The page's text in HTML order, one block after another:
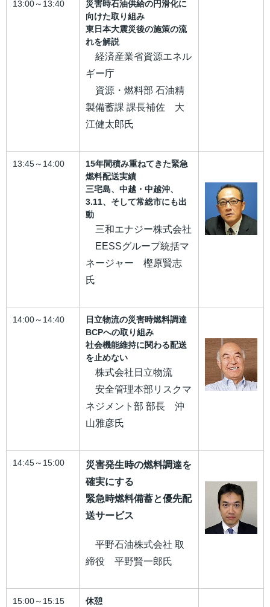
13:00～13:40
災害時石油供給の円滑化に
向けた取り組み
東日本大震災後の施策の流
れを解説
経済産業省資源エネル
ギー庁
資源・燃料部 石油精
製備蓄課 課長補佐 大
江健太郎氏
13:45～14:00
15年間積み重ねてきた緊急
燃料配送実績
三宅島、中越・中越沖、
3.11、そして常総市にも出
動
三和エナジー株式会社
EESSグループ統括マ
ネージャー 樫原賢志
氏
14:00～14:40
日立物流の災害時燃料調達
BCPへの取り組み
社会機能維持に関わる配送
を止めない
株式会社日立物流
安全管理本部リスクマ
ネジメント部 部長 沖
山雅彦氏
14:45～15:00
災害発生時の燃料調達を
確実にする
緊急時燃料備蓄と優先配
送サービス
平野石油株式会社 取
締役 平野賢一郎氏
15:00～15:15 休憩